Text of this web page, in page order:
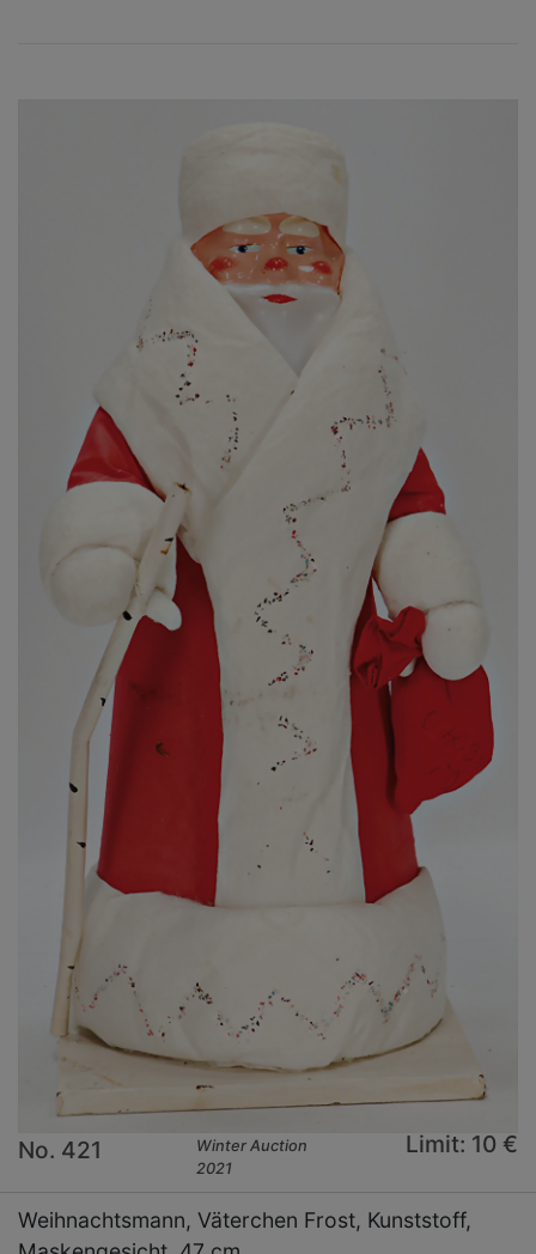
No. 421
Winter Auction
2021
Limit: 10 €
Weihnachtsmann, Väterchen Frost, Kunststoff,